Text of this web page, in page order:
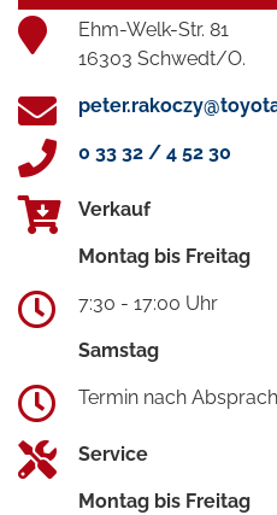
Ehm-Welk-Str. 81
16303 Schwedt/O.
0 33 32 / 4 52 30
Verkauf
Montag bis Freitag
7:30 - 17:00 Uhr
Samstag
Termin nach
Service
Montag bis Freitag